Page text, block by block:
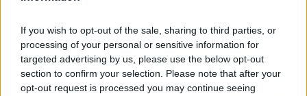
If you wish to opt-out of the sale, sharing to third parties, or
processing of your personal or sensitive information for
targeted advertising by us, please use the below opt-out
section to confirm your selection. Please note that after your
opt-out request is processed you may continue seeing
5. Υπάρχει ποσοστό συμμετοχής στα φάρμακα;